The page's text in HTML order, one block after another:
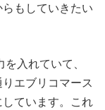
もしていきたい
入れていて、
エブリコマース
ています。これ